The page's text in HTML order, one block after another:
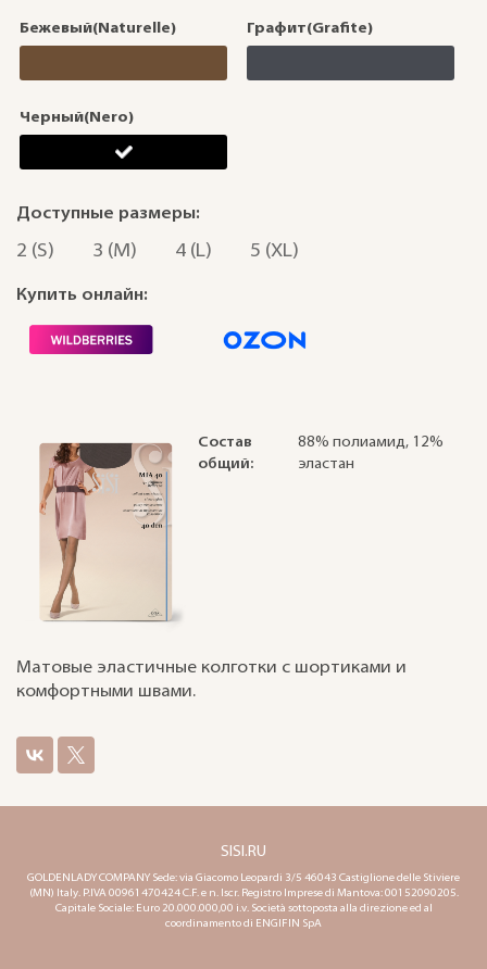
Бежевый(Naturelle) Графит(Grafite)
Черный(Nero)
Доступные размеры:
2 (S) 3 (M) 4 (L) 5 (XL)
Купить онлайн:
Состав
общий:
88% полиамид, 12%
эластан
Матовые эластичные колготки с шортиками и
комфортными швами.
SISI.RU
GOLDENLADY COMPANY Sede: via Giacomo Leopardi 3/5 46043 Castiglione delle Stiviere
(MN) Italy. P.IVA 00961470424 C.F. e n. Iscr. Registro Imprese di Mantova: 00152090205.
Capitale Sociale: Euro 20.000.000,00 i.v. Società sottoposta alla direzione ed al
coordinamento di ENGIFIN SpA